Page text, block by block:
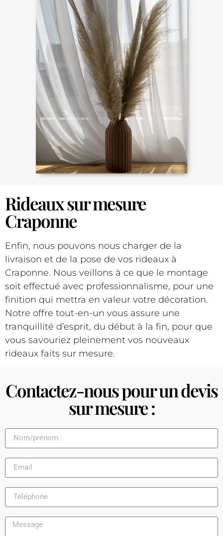
Rideaux sur mesure
Craponne
Enfin, nous pouvons nous charger de la
livraison et de la pose de vos rideaux à
Craponne. Nous veillons à ce que le montage
soit effectué avec professionnalisme, pour une
finition qui mettra en valeur votre décoration.
Notre offre tout-en-un vous assure une
tranquillité d’esprit, du début à la fin, pour que
vous savouriez pleinement vos nouveaux
rideaux faits sur mesure.
Contactez-nous pour un devis
sur mesure :